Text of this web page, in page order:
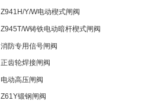
Z941H/Y/W电动楔式闸阀
Z945T/W铸铁电动暗杆楔式闸阀
消防专用信号闸阀
正齿轮焊接闸阀
电动高压闸阀
Z61Y锻钢闸阀